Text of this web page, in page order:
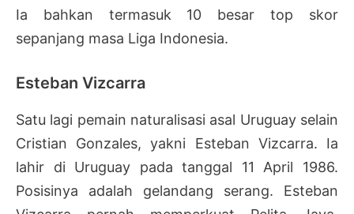
Ia bahkan termasuk 10 besar top skor
sepanjang masa Liga Indonesia.
Esteban Vizcarra
Satu lagi pemain naturalisasi asal Uruguay selain
Cristian Gonzales, yakni Esteban Vizcarra. Ia
lahir di Uruguay pada tanggal 11 April 1986.
Posisinya adalah gelandang serang. Esteban